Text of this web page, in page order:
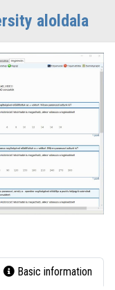
aloldala
Basic information